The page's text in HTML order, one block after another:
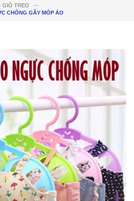
GIỎ TREO
CHỐNG GẪY MÓP ÁO